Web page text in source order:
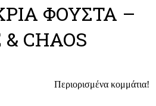
ΦΟΥΣΤΑ –
CHAOS
Περιορισμένα κομμάτια!